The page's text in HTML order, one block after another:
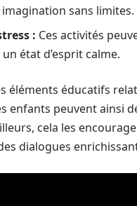
sans limites.
: Ces activités
état d’esprit calme.
éléments éducatifs
enfants peuvent ainsi
cela les
dialogues